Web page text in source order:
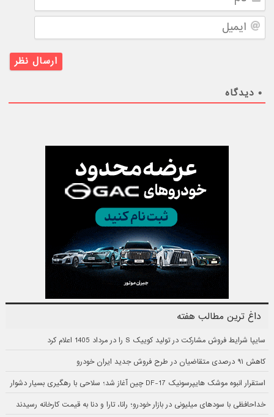
ایمیل
۰ دیدگاه
داغ ترین مطالب هفته
سایپا شرایط فروش مشارکت در تولید کوییک S را در مرداد 1405 اعلام کرد
کاهش ۹۱ درصدی متقاضیان در طرح فروش جدید ایران خودرو
استقرار انبوه موشک هایپرسونیک DF-17 چین آغاز شد؛ سلاحی با رهگیری بسیار دشوار
خداحافظی با سودهای میلیونی در بازار خودرو؛ رانا، تارا و دنا به قیمت کارخانه رسیدند